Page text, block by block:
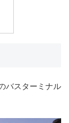
バスターミナル